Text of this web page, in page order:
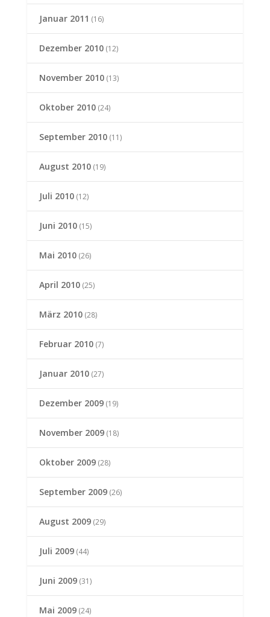
Januar 2011 (16)
Dezember 2010(12)
November 2010(13)
Oktober 2010(24)
September 2010(11)
August 2010(19)
Juli 2010(12)
Juni 2010(15)
Mai 2010(26)
April 2010(25)
März 2010(28)
Februar 2010(7)
Januar 2010(27)
Dezember 2009(19)
November 2009(18)
Oktober 2009(28)
September 2009(26)
August 2009(29)
Juli 2009(44)
Juni 2009(31)
Mai 2009(24)